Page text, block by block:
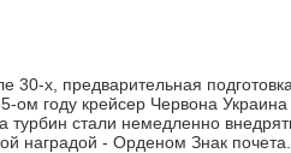
30-х, предварительная
ом году крейсер Червона
турбин стали немедленно
наградой - Орденом Знак почета.